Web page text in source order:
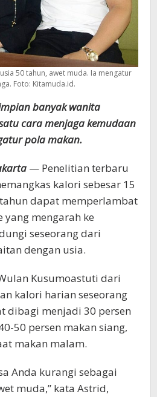
50 tahun, awet muda. Ia mengatur
Foto: Kitamuda.id.
banyak wanita
cara menjaga kemudaan
pola makan.
— Penelitian terbaru
kalori sebesar 15
dapat memperlambat
yang mengarah ke
seseorang dari
dengan usia.
Kusumoastuti dari
kalori harian seseorang
dibagi menjadi 30 persen
50 persen makan siang,
makan malam.
Anda kurangi sebagai
muda,” kata Astrid,